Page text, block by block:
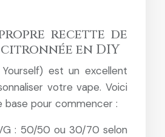
recette de
en DIY
est un excellent
votre vape. Voici
pour commencer :
: 50/50 ou 30/70 selon